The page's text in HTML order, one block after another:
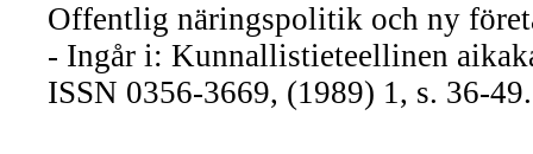
Offentlig näringspolitik och ny
- Ingår i: Kunnallistieteellinen
ISSN 0356-3669, (1989) 1, s. 36-49.